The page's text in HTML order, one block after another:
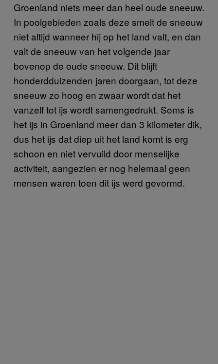
Groenland niets meer dan heel oude sneeuw.
In poolgebieden zoals deze smelt de sneeuw
niet altijd wanneer hij op het land valt, en dan
valt de sneeuw van het volgende jaar
bovenop de oude sneeuw. Dit blijft
honderdduizenden jaren doorgaan, tot deze
sneeuw zo hoog en zwaar wordt dat het
vanzelf tot ijs wordt samengedrukt. Soms is
het ijs in Groenland meer dan 3 kilometer dik,
dus het ijs dat diep uit het land komt is erg
schoon en niet vervuild door menselijke
activiteit, aangezien er nog helemaal geen
mensen waren toen dit ijs werd gevormd.